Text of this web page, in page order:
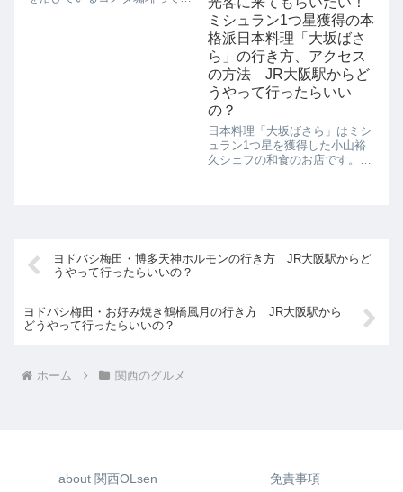
ミシュラン1つ星獲得の本
格派日本料理「大坂ばさ
ら」の行き方、アクセス
の方法 JR大阪駅からど
うやって行ったらいい
の？
日本料理「大坂ばさら」はミシ
ュラン1つ星を獲得した小山裕
久シェフの和食のお店です。東
ヨドバシ梅田・博多天神ホルモンの行き方 JR大阪駅からど
うやって行ったらいいの？
ヨドバシ梅田・お好み焼き鶴橋風月の行き方 JR大阪駅から
どうやって行ったらいいの？
ホーム 関西のグルメ
about 関西OLsen 免責事項